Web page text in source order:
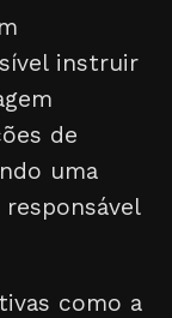
instruir
de
uma
como a